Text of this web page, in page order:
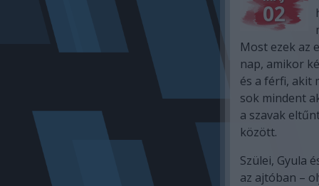
02
Most ezek az
nap, amikor
és a férfi, akit
sok mindent
a szavak
között.
Szülei, Gyula
az ajtóban –